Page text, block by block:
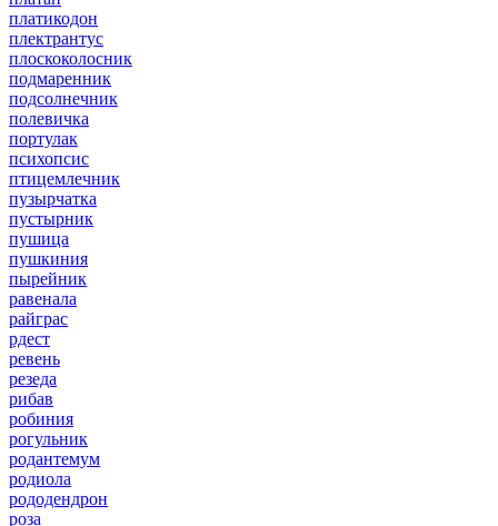
платикодон
плектрантус
плоскоколосник
подмаренник
подсолнечник
полевичка
портулак
психопсис
птицемлечник
пузырчатка
пустырник
пушица
пушкиния
пырейник
равенала
райграс
рдест
ревень
резеда
рибав
робиния
рогульник
родантемум
родиола
рододендрон
роза